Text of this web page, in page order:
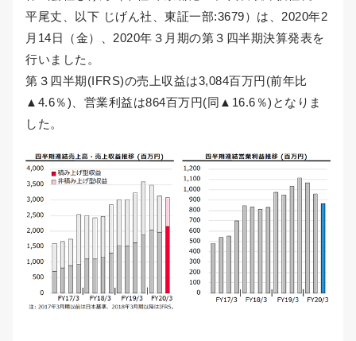
平尾丈、以下 じげん社、東証一部:3679）は、2020年2
月14日（金）、2020年３月期の第３四半期決算発表を
行いました。
第３四半期(IFRS)の売上収益は3,084百万円(前年比
▲4.6％)、営業利益は864百万円(同▲16.6％)となりま
した。